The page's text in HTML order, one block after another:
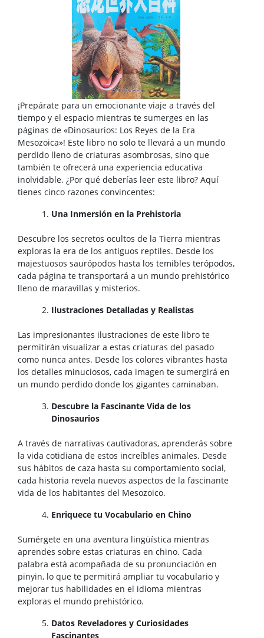
¡Prepárate para un emocionante viaje a través del
tiempo y el espacio mientras te sumerges en las
páginas de «Dinosaurios: Los Reyes de la Era
Mesozoica»! Este libro no solo te llevará a un mundo
perdido lleno de criaturas asombrosas, sino que
también te ofrecerá una experiencia educativa
inolvidable. ¿Por qué deberías leer este libro? Aquí
tienes cinco razones convincentes:
Una Inmersión en la Prehistoria
Descubre los secretos ocultos de la Tierra mientras
exploras la era de los antiguos reptiles. Desde los
majestuosos saurópodos hasta los temibles terópodos,
cada página te transportará a un mundo prehistórico
lleno de maravillas y misterios.
Ilustraciones Detalladas y Realistas
Las impresionantes ilustraciones de este libro te
permitirán visualizar a estas criaturas del pasado
como nunca antes. Desde los colores vibrantes hasta
los detalles minuciosos, cada imagen te sumergirá en
un mundo perdido donde los gigantes caminaban.
Descubre la Fascinante Vida de los
Dinosaurios
A través de narrativas cautivadoras, aprenderás sobre
la vida cotidiana de estos increíbles animales. Desde
sus hábitos de caza hasta su comportamiento social,
cada historia revela nuevos aspectos de la fascinante
vida de los habitantes del Mesozoico.
Enriquece tu Vocabulario en Chino
Sumérgete en una aventura lingüística mientras
aprendes sobre estas criaturas en chino. Cada
palabra está acompañada de su pronunciación en
pinyin, lo que te permitirá ampliar tu vocabulario y
mejorar tus habilidades en el idioma mientras
exploras el mundo prehistórico.
Datos Reveladores y Curiosidades
Fascinantes